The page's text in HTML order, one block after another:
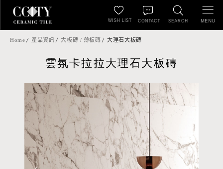
SEARCH
WISH LIST CONTACT MENU
Home 產品資訊 大板磚 / 薄板磚 大理石大板磚
雲氛卡拉拉大理石大板磚